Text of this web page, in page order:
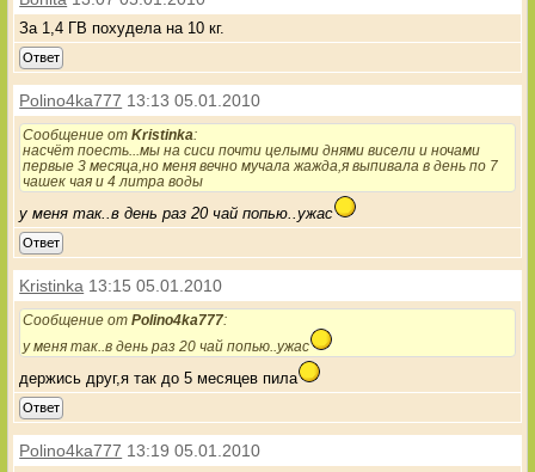
За 1,4 ГВ похудела на 10 кг.
Ответ
Polino4ka777 13:13 05.01.2010
Сообщение отKristinka:
насчёт поесть...мы на сиси почти целыми днями висели и ночами
первые 3 месяца,но меня вечно мучала жажда,я выпивала в день по 7
чашек чая и 4 литра воды
у меня так..в день раз 20 чай попью..ужас
Ответ
Kristinka 13:15 05.01.2010
Сообщение отPolino4ka777:
у меня так..в день раз 20 чай попью..ужас
держись друг,я так до 5 месяцев пила
Ответ
Polino4ka777 13:19 05.01.2010